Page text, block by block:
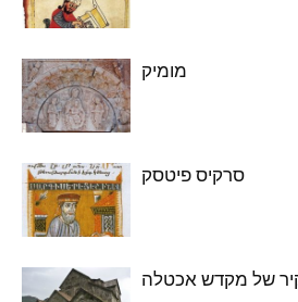
מומיק
סרקיס פיטסק
קיר של מקדש אכטלה